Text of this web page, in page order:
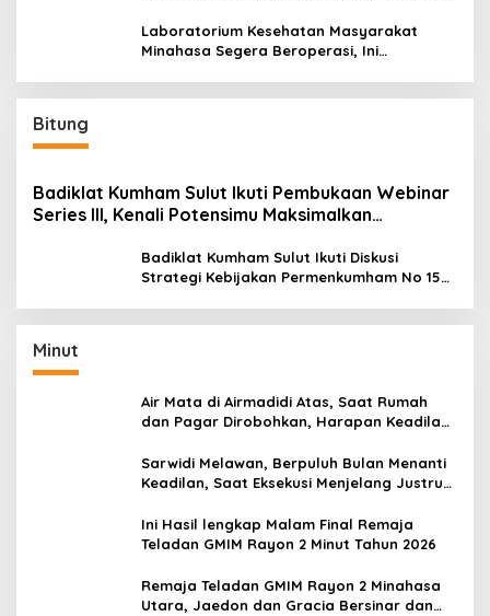
Laboratorium Kesehatan Masyarakat
Minahasa Segera Beroperasi, Ini
Bitung
Badiklat Kumham Sulut Ikuti Pembukaan Webinar
Series III, Kenali Potensimu Maksimalkan
Badiklat Kumham Sulut Ikuti Diskusi
Strategi Kebijakan Permenkumham No 15
Minut
Air Mata di Airmadidi Atas, Saat Rumah
dan Pagar Dirobohkan, Harapan Keadilan
Sarwidi Melawan, Berpuluh Bulan Menanti
Keadilan, Saat Eksekusi Menjelang Justru
Ini Hasil lengkap Malam Final Remaja
Teladan GMIM Rayon 2 Minut Tahun 2026
Remaja Teladan GMIM Rayon 2 Minahasa
Utara, Jaedon dan Gracia Bersinar dan